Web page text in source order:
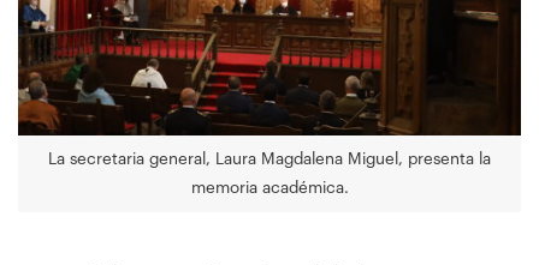
La secretaria general, Laura Magdalena Miguel, presenta la
memoria académica.